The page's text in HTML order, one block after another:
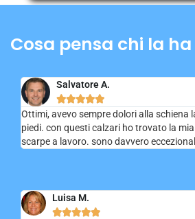
Cosa pensa chi la
Salvatore A.

Ottimi, avevo sempre dolori alla schiena
piedi. con questi calzari ho trovato la
scarpe a lavoro. sono davvero
Luisa M.
